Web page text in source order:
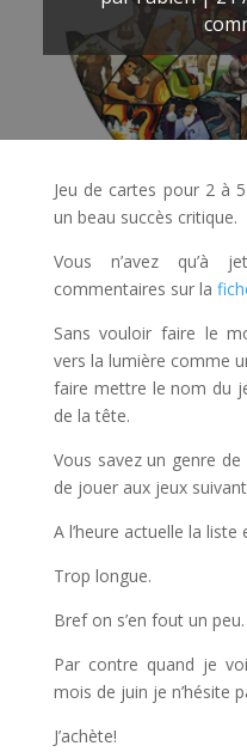
Jeu de cartes pour 2 à
un beau succès critique.
Vous n’avez
commentaires sur la
Sans vouloir faire le
vers la lumière comme
faire mettre le nom du
de la tête.
Vous savez un genre
de jouer aux jeux
A l’heure actuelle la
Trop longue.
Bref on s’en fout un peu.
Par contre quand je
mois de juin je n’hésite
J’achète!